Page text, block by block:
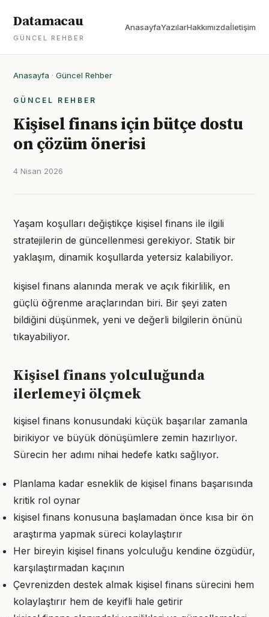
Datamacau
GÜNCEL REHBER
AnasayfaYazılarHakkımızdaİletişim
Anasayfa · Güncel Rehber
GÜNCEL REHBER
Kişisel finans için bütçe dostu
on çözüm önerisi
4 Nisan 2026
Yaşam koşulları değiştikçe kişisel finans ile ilgili
stratejilerin de güncellenmesi gerekiyor. Statik bir
yaklaşım, dinamik koşullarda yetersiz kalabiliyor.
kişisel finans alanında merak ve açık fikirlilik, en
güçlü öğrenme araçlarından biri. Bir şeyi zaten
bildiğini düşünmek, yeni ve değerli bilgilerin önünü
tıkayabiliyor.
Kişisel finans yolculuğunda
ilerlemeyi ölçmek
kişisel finans konusundaki küçük başarılar zamanla
birikiyor ve büyük dönüşümlere zemin hazırlıyor.
Sürecin her adımı nihai hedefe katkı sağlıyor.
Planlama kadar esneklik de kişisel finans başarısında
kritik rol oynar
kişisel finans konusuna başlamadan önce kısa bir ön
araştırma yapmak süreci kolaylaştırır
Her bireyin kişisel finans yolculuğu kendine özgüdür,
karşılaştırmadan kaçının
Çevrenizden destek almak kişisel finans sürecini hem
kolaylaştırır hem de keyifli hale getirir